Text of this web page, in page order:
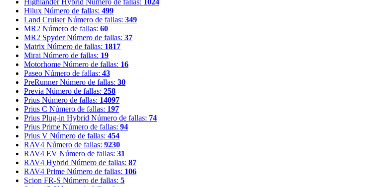
Highlander Hybrid Número de fallas: 1024
Hilux Número de fallas: 499
Land Cruiser Número de fallas: 349
MR2 Número de fallas: 60
MR2 Spyder Número de fallas: 37
Matrix Número de fallas: 1817
Mirai Número de fallas: 19
Motorhome Número de fallas: 16
Paseo Número de fallas: 43
PreRunner Número de fallas: 30
Previa Número de fallas: 258
Prius Número de fallas: 14097
Prius C Número de fallas: 197
Prius Plug-in Hybrid Número de fallas: 74
Prius Prime Número de fallas: 94
Prius V Número de fallas: 454
RAV4 Número de fallas: 9230
RAV4 EV Número de fallas: 31
RAV4 Hybrid Número de fallas: 87
RAV4 Prime Número de fallas: 106
Scion FR-S Número de fallas: 5